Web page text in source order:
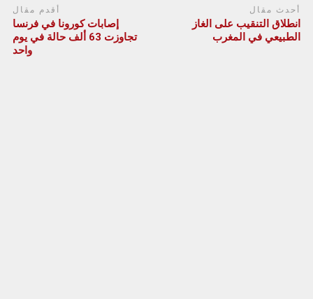
أحدث مقال
انطلاق التنقيب على الغاز
الطبيعي في المغرب
أقدم مقال
إصابات كورونا في فرنسا
تجاوزت 63 ألف حالة في يوم
واحد